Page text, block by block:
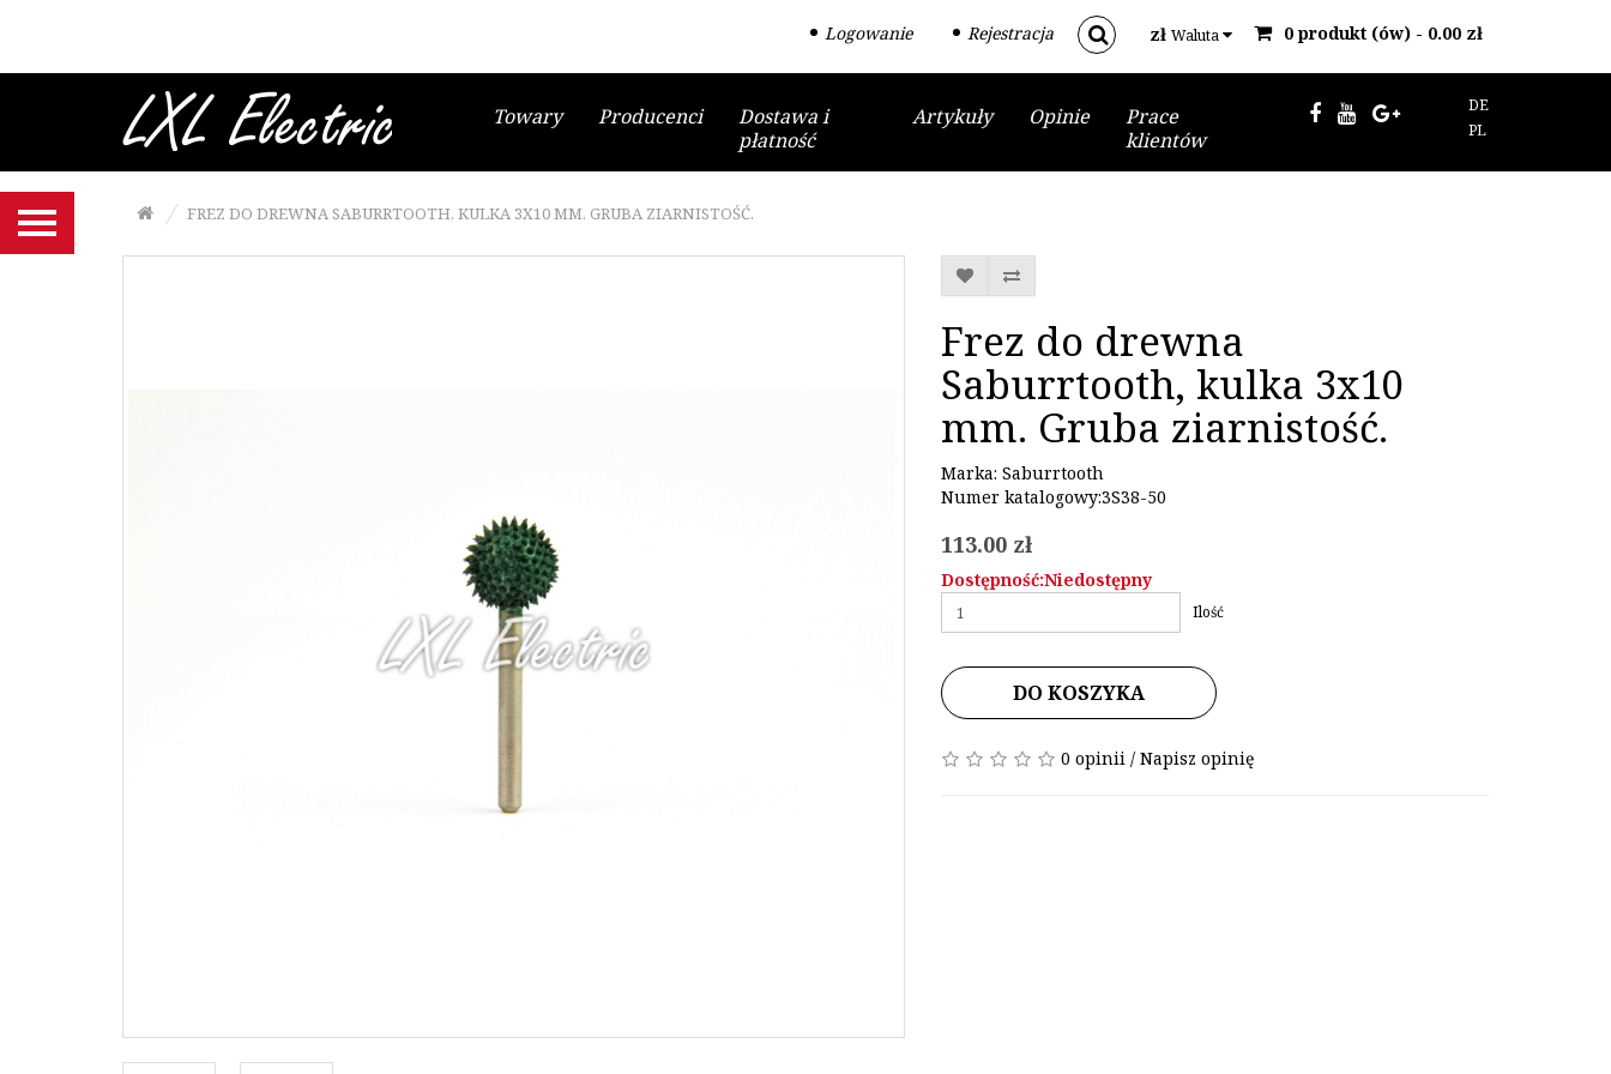
Gesztelki do brzeszczotów
Wyrzynarki i papier ścierny
Frezy, tarcze SABURRTOOTH
Narzędzia MANPA
Logowanie Rejestracja zł Waluta 0 produkt (ów) - 0.00 zł
Towary Producenci
Dostawa i
płatność
Artykuły Opinie
Prace
klientów
DE
PL
FREZ DO DREWNA SABURRTOOTH, KULKA 3X10 MM. GRUBA ZIARNISTOŚĆ.
Frez do drewna
Saburrtooth, kulka 3x10
mm. Gruba ziarnistość.
Marka: Saburrtooth
Numer katalogowy:3S38-50
113.00 zł
Dostępność:Niedostępny
Ilość
DO KOSZYKA
0 opinii/ Napisz opinię